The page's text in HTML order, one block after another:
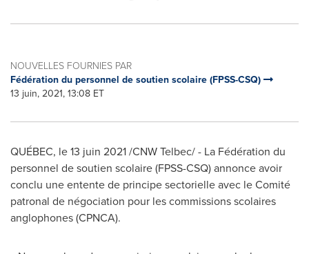
NOUVELLES FOURNIES PAR
Fédération du personnel de soutien scolaire (FPSS-CSQ)
13 juin, 2021, 13:08 ET
QUÉBEC, le 13 juin 2021 /CNW Telbec/ - La Fédération du
personnel de soutien scolaire (FPSS-CSQ) annonce avoir
conclu une entente de principe sectorielle avec le Comité
patronal de négociation pour les commissions scolaires
anglophones (CPNCA).